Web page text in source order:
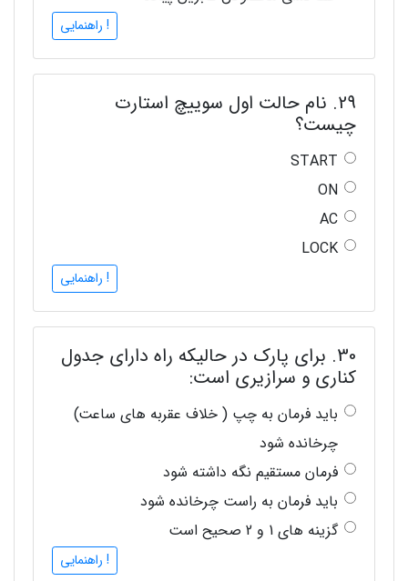
! راهنمایی
29. نام حالت اول سوییچ استارت
چیست؟
START
ON
AC
LOCK
! راهنمایی
30. برای پارک در حالیکه راه دارای جدول
کناری و سرازیری است:
باید فرمان به چپ ( خلاف عقربه های ساعت)
چرخانده شود
فرمان مستقیم نگه داشته شود
باید فرمان به راست چرخانده شود
گزینه های 1 و 2 صحیح است
! راهنمایی